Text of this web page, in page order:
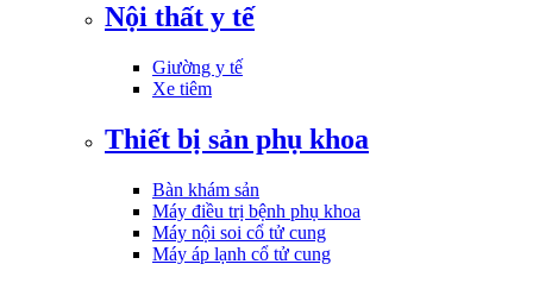
Nội thất y tế
Giường y tế
Xe tiêm
Thiết bị sản phụ khoa
Bàn khám sản
Máy điều trị bệnh phụ khoa
Máy nội soi cổ tử cung
Máy áp lạnh cổ tử cung